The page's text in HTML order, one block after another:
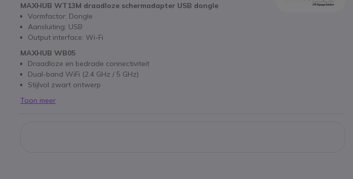
MAXHUB WT13M draadloze schermadapter USB dongle
Vormfactor: Dongle
Aansluiting: USB
Output interface: Wi-Fi
MAXHUB WB05
Draadloze en bedrade connectiviteit
Dual-band WiFi (2.4 GHz / 5 GHz)
Stijlvol zwart ontwerp
Toon meer